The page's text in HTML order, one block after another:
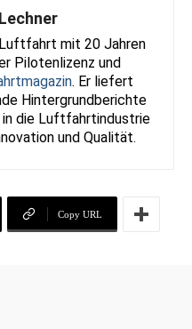
mit 20 Jahren
Pilotenlizenz und
. Er liefert
Hintergrundberichte
in die Luftfahrtindustrie
und Qualität.
Copy URL